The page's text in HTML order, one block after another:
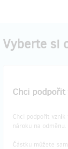
Vyberte si
Chci
Chci podpořit
nároku na odměnu.
Částku můžete